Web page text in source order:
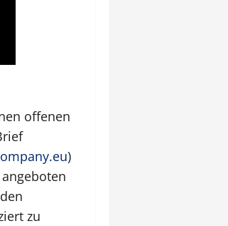
offenen
)
zu